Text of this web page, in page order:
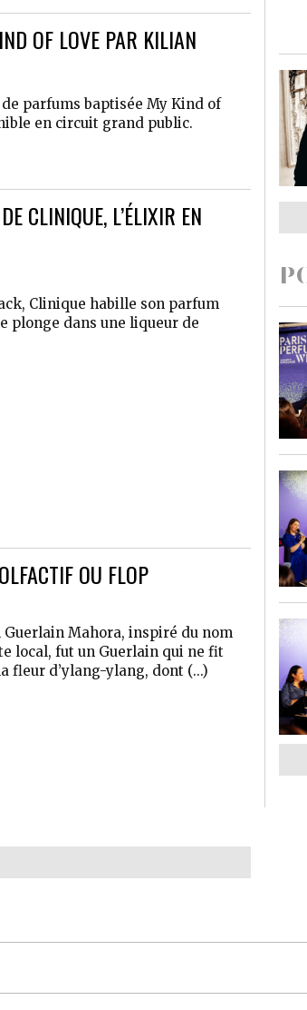
OF LOVE PAR KILIAN
parfums baptisée My Kind of
en circuit grand public.
CLINIQUE, L’ÉLIXIR EN
Clinique habille son parfum
plonge dans une liqueur de
OU FLOP
Guerlain Mahora, inspiré du nom
local, fut un Guerlain qui ne fit
fleur d’ylang-ylang, dont (...)